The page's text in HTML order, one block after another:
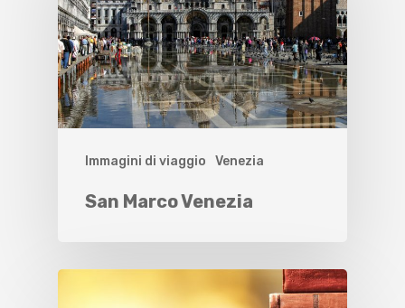
Immagini di viaggio Venezia
San Marco Venezia